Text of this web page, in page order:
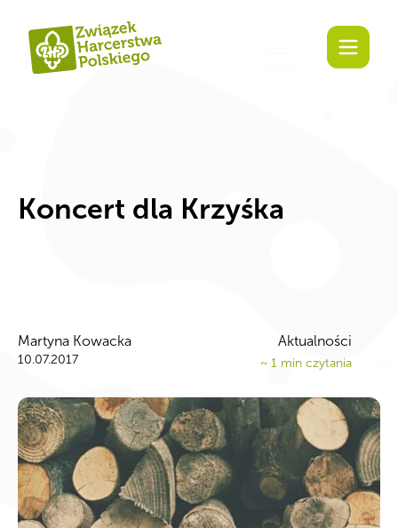
Koncert dla Krzyśka
Martyna Kowacka
10.07.2017
Aktualności
~ 1 min czytania